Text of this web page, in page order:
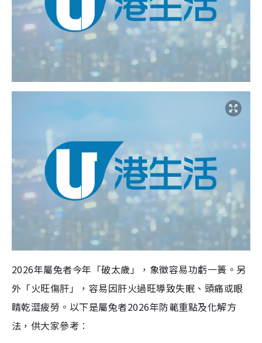
2026年屬兔者今年「破太歲」，象徵容易功虧一簣。另
外「火旺傷肝」，容易因肝火過旺導致失眠、頭痛或眼
睛乾澀疲勞。以下是屬兔者2026年防範重點及化解方
法，供大家參考︰